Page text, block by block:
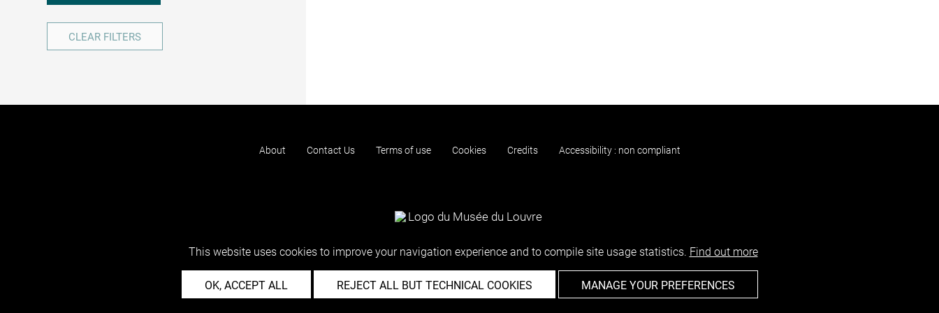
CLEAR FILTERS
About Contact Us Terms of use Cookies Credits Accessibility : non compliant
This website uses cookies to improve your navigation experience and to compile site usage statistics. Find out more
OK, ACCEPT ALL REJECT ALL BUT TECHNICAL COOKIES MANAGE YOUR PREFERENCES